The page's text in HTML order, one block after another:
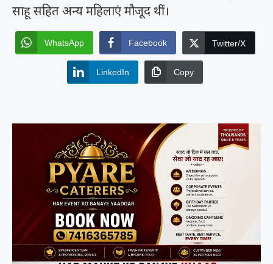
साहू सहित अन्य महिलाएं मौजूद थीं।
WhatsApp Facebook Twitter/X
LinkedIn Copy